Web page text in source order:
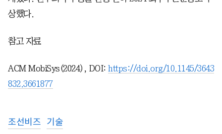
상했다.
참고 자료
ACM MobiSys(2024), DOI: https://doi.org/10.1145/3643
832.3661877
조선비즈 기술